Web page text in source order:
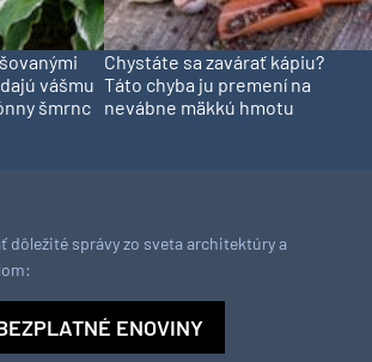
vášmu
šmrnc
Chystáte sa zavárať kápiu?
Táto chyba ju premení na
nevábne mäkkú hmotu
dôležité správy zo sveta architektúry a
ENOVINY